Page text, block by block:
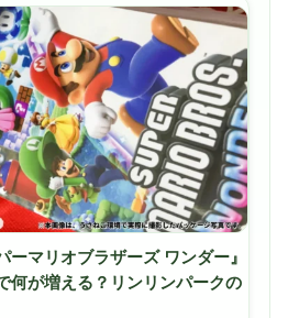
ーマリオブラザーズ ワンダー』
何が増える？リンリンパークの